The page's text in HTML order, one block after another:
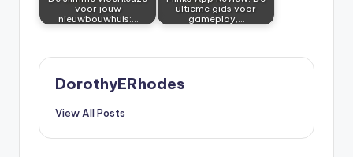
voor jouw
nieuwbouwhuis:…
ultieme gids voor
gameplay,…
DorothyERhodes
View All Posts